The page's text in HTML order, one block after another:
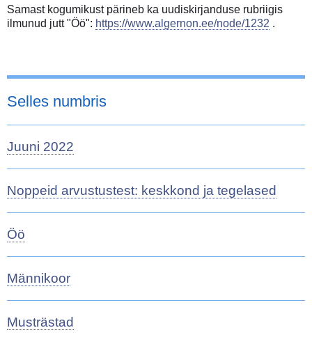
Samast kogumikust pärineb ka uudiskirjanduse rubriigis
ilmunud jutt "Öö": https://www.algernon.ee/node/1232 .
Selles numbris
Juuni 2022
Noppeid arvustustest: keskkond ja tegelased
Öö
Männikoor
Musträstad